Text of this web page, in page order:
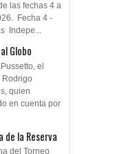
las fechas 4 a
Fecha 4 -
Indepe...
Globo
el
Rodrigo
quien
en cuenta por
de la Reserva
del Torneo